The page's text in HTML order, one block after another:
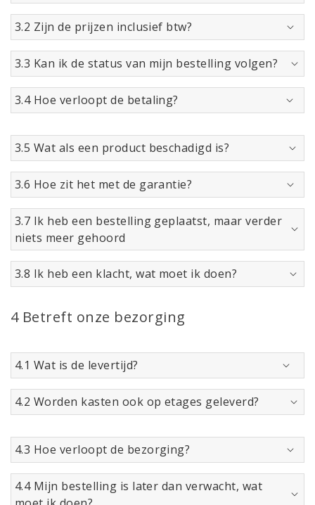
3.2 Zijn de prijzen inclusief btw?
3.3 Kan ik de status van mijn bestelling volgen?
3.4 Hoe verloopt de betaling?
3.5 Wat als een product beschadigd is?
3.6 Hoe zit het met de garantie?
3.7 Ik heb een bestelling geplaatst, maar verder
niets meer gehoord
3.8 Ik heb een klacht, wat moet ik doen?
4 Betreft onze bezorging
4.1 Wat is de levertijd?
4.2 Worden kasten ook op etages geleverd?
4.3 Hoe verloopt de bezorging?
4.4 Mijn bestelling is later dan verwacht, wat